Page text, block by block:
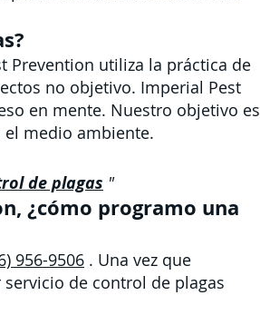
Prevention utiliza la práctica de
no objetivo. Imperial Pest
en mente. Nuestro objetivo es
medio ambiente.
de plagas "
¿cómo programo una
956-9506 . Una vez que
de control de plagas